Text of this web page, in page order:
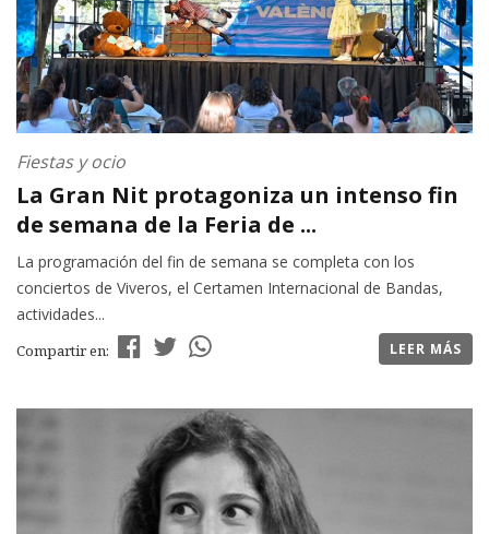
Fiestas y ocio
La Gran Nit protagoniza un intenso fin
de semana de la Feria de ...
La programación del fin de semana se completa con los
conciertos de Viveros, el Certamen Internacional de Bandas,
actividades...
Compartir en: LEER MÁS